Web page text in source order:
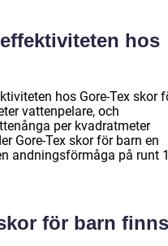
hos
hos Gore-Tex skor
vattenpelare, och
per kvadratmeter
Gore-Tex skor för barn en
andningsförmåga på runt
för barn finns